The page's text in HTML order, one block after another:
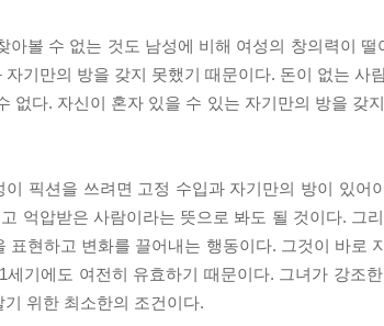
아볼 수 없는 것도 남성에 비해 여성의 창의력이
자기만의 방을 갖지 못했기 때문이다. 돈이 없는
없다. 자신이 혼자 있을 수 있는 자기만의 방을 갖
이 픽션을 쓰려면 고정 수입과 자기만의 방이 있어
억압받은 사람이라는 뜻으로 봐도 될 것이다. 그
표현하고 변화를 끌어내는 행동이다. 그것이 바로
세기에도 여전히 유효하기 때문이다. 그녀가 강조
기 위한 최소한의 조건이다.